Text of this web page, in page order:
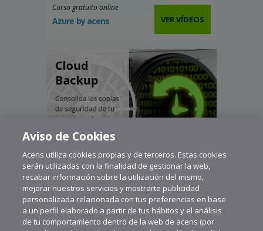
Curso gratuito online
Azure by acens VER VÍDEOS
Aviso de Cookies
Acens utiliza cookies propias y de terceros. Estas cookies
serán utilizadas con la finalidad de gestionar la web,
recabar información sobre la utilización del mismo,
mejorar nuestros servicios y mostrarte publicidad
personalizada relacionada con tus preferencias en base
a un perfil elaborado a partir de tus hábitos y el análisis
de tu comportamiento dentro de la web de acens (por